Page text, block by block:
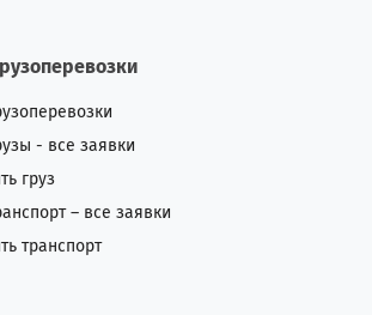
- все заявки
груз
– все заявки
транспорт